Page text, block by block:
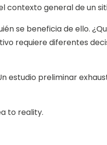
contexto general de un
se beneficia de ello.
requiere diferentes
estudio preliminar
to reality.